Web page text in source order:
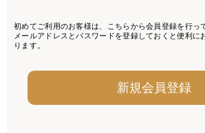
初めてご利用のお客様は、こちらから会員登録を行っ
メールアドレスとパスワードを登録しておくと便利に
ります。